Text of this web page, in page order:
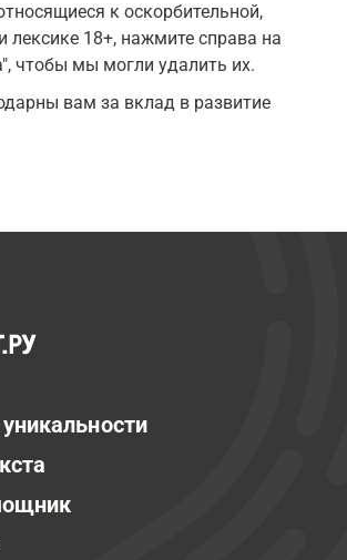
к оскорбительной,
лексике 18+, нажмите справа на
чтобы мы могли удалить их.
вам за вклад в развитие